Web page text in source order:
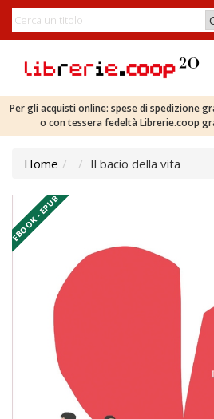
Per gli acquisti online: spese di spedizione
o con tessera fedeltà Librerie.coop
Home Il bacio della vita
EBOOK - EPUB